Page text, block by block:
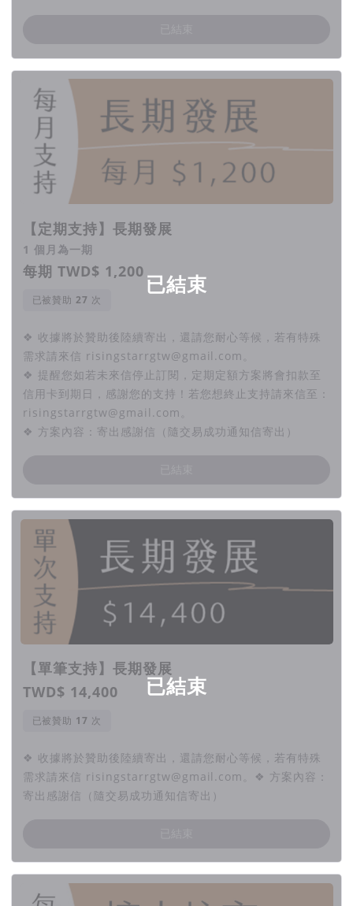
已結束
【定期支持】長期發展
1 個月為一期
每期 TWD$ 1,200
已被贊助 次
❖ 收據將於贊助後陸續寄出，還請您耐心等候，若有特殊
需求請來信 risingstarrgtw@gmail.com。
❖ 提醒您如若未來信停止訂閱，定期定額方案將會扣款至
信用卡到期日，感謝您的支持！若您想終止支持請來信至：
risingstarrgtw@gmail.com。
❖ 方案內容：寄出感謝信（隨交易成功通知信寄出）
已結束
【單筆支持】長期發展
TWD$ 14,400
已被贊助 次
❖ 收據將於贊助後陸續寄出，還請您耐心等候，若有特殊
需求請來信 risingstarrgtw@gmail.com。❖ 方案內容：
寄出感謝信（隨交易成功通知信寄出）